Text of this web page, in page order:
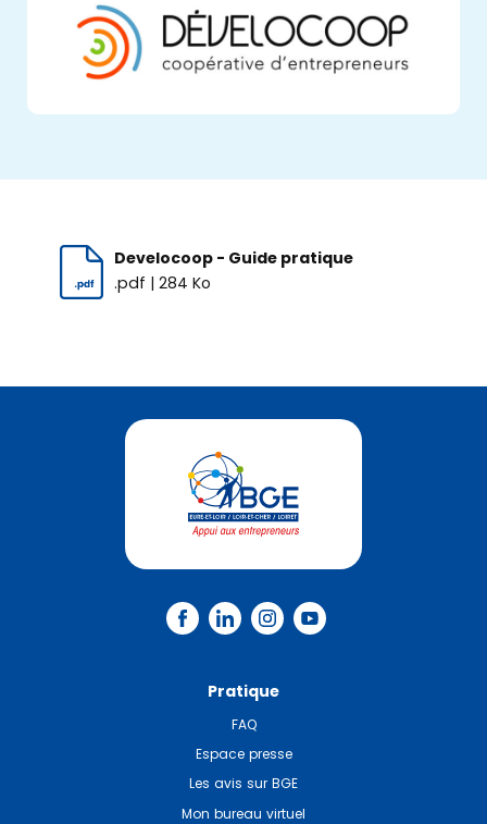
Develocoop - Guide pratique
.pdf | 284 Ko
Pratique
FAQ
Espace presse
Les avis sur BGE
Mon bureau virtuel